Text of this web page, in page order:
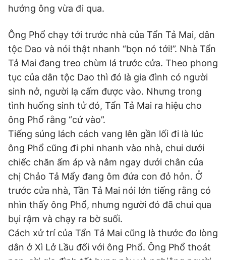
hướng ông vừa đi qua.
Ông Phổ chạy tới trước nhà của Tẩn Tả Mai, dân
tộc Dao và nói thật nhanh “bọn nó tới!”. Nhà Tẩn
Tả Mai đang treo chùm lá trước cửa. Theo phong
tục của dân tộc Dao thì đó là gia đình có người
sinh nở, người lạ cấm được vào. Nhưng trong
tình huống sinh tử đó, Tẩn Tả Mai ra hiệu cho
ông Phổ rằng “cứ vào”.
Tiếng súng lách cách vang lên gần lối đi là lúc
ông Phổ cũng đi phi nhanh vào nhà, chui dưới
chiếc chăn ấm áp và nằm ngay dưới chân của
chị Chảo Tả Mẩy đang ôm đứa con đỏ hỏn. Ở
trước cửa nhà, Tần Tả Mai nói lớn tiếng rằng có
nhìn thấy ông Phổ, nhưng người đó đã chui qua
bụi rậm và chạy ra bờ suối.
Cách xử trí của Tẩn Tả Mai cũng là thước đo lòng
dân ở Xì Lở Lầu đối với ông Phổ. Ông Phổ thoát